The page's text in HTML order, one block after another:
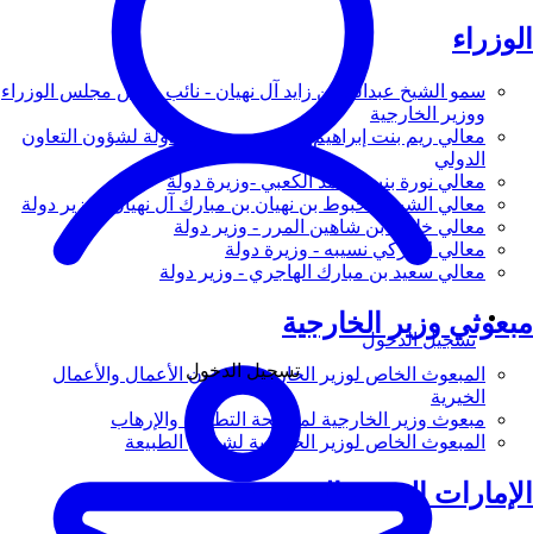
الوزراء
سمو الشيخ عبدالله بن زايد آل نهيان - نائب رئيس مجلس الوزراء
ووزير الخارجية
معالي ريم بنت إبراهيم الهاشمي - وزيرة دولة لشؤون التعاون
الدولي
معالي نورة بنت محمد الكعبي -وزيرة دولة
معالي الشيخ شخبوط بن نهيان بن مبارك آل نهيان - وزير دولة
معالي خليفة بن شاهين المرر - وزير دولة
معالي لانا زكي نسيبه - وزيرة دولة
معالي سعيد بن مبارك الهاجري - وزير دولة
مبعوثي وزير الخارجية
المبعوث الخاص لوزير الخارجية لشؤون الأعمال والأعمال
الخيرية
مبعوث وزير الخارجية لمكافحة التطرف والإرهاب
المبعوث الخاص لوزير الخارجية لشؤون الطبيعة
الإمارات العربية المتحدة
تسجيل الدخول
تسجيل الدخول